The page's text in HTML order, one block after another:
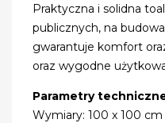
Praktyczna i solidna
publicznych, na
gwarantuje komfort
oraz wygodne
Parametry
Wymiary: 100 x 100 cm